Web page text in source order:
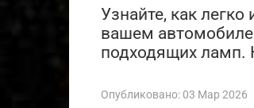
Узнайте, как
вашем
подходящих ламп.
Опубликовано: 03 Мар 2026